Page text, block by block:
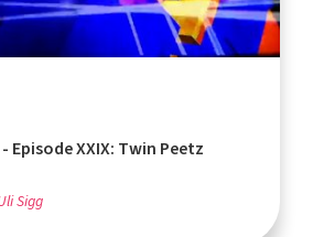
Episode XXIX: Twin Peetz
Sigg